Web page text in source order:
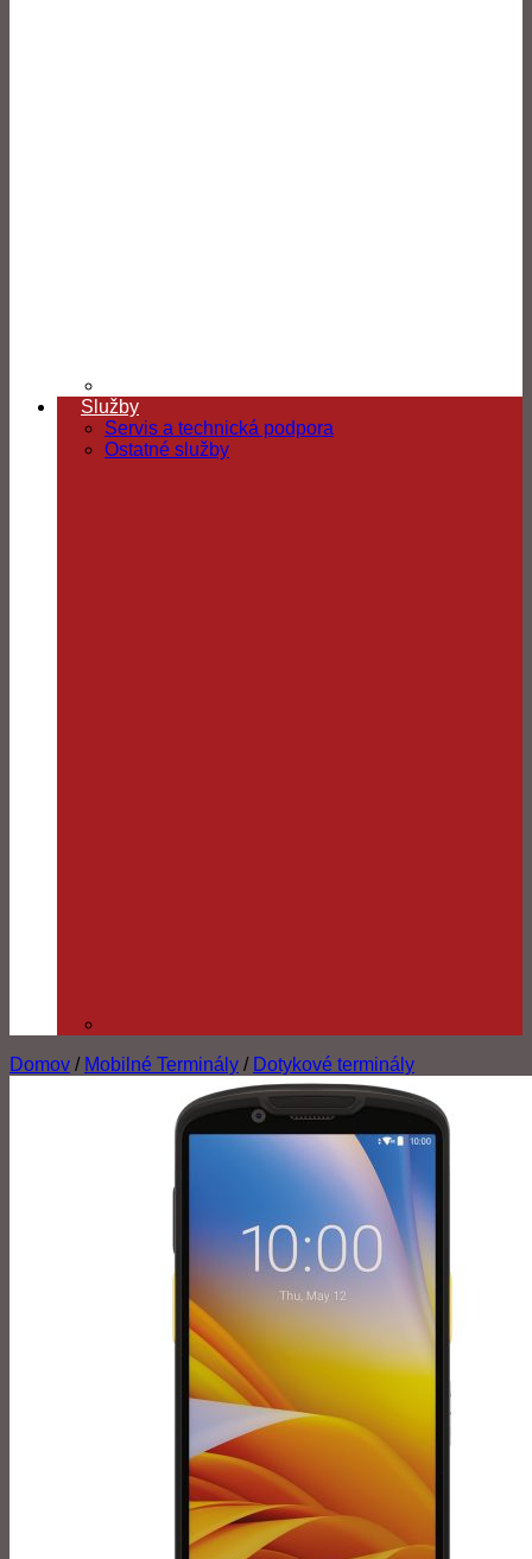
Služby
Servis a technická podpora
Ostatné služby
Domov / Mobilné Terminály / Dotykové terminály